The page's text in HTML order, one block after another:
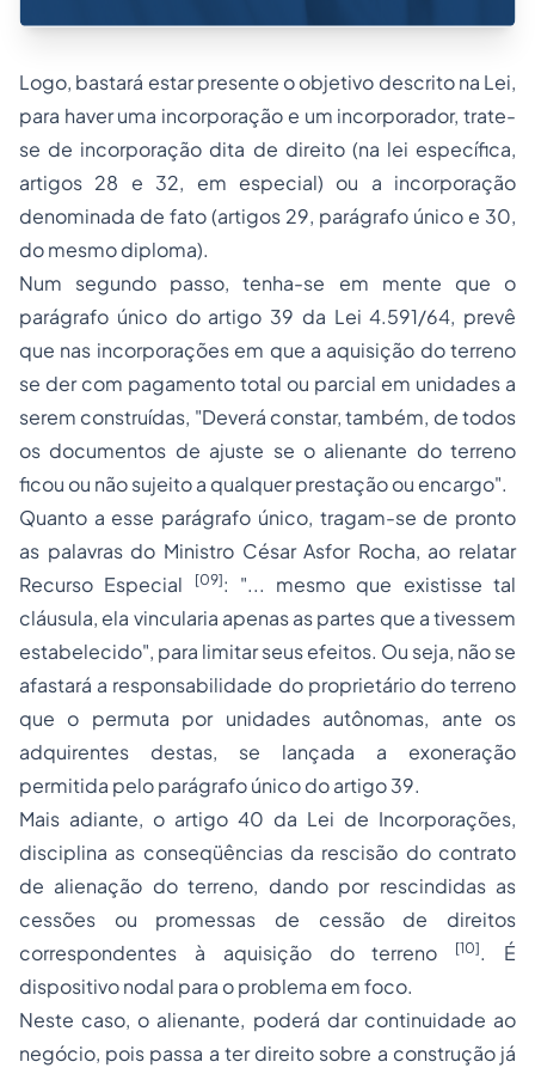
Logo, bastará estar presente o objetivo descrito na Lei,
para haver uma incorporação e um incorporador, trate-
se de incorporação dita de direito (na lei específica,
artigos 28 e 32, em especial) ou a incorporação
denominada de fato (artigos 29, parágrafo único e 30,
do mesmo diploma).
Num segundo passo, tenha-se em mente que o
parágrafo único do artigo 39 da Lei 4.591/64, prevê
que nas incorporações em que a aquisição do terreno
se der com pagamento total ou parcial em unidades a
serem construídas, "Deverá constar, também, de todos
os documentos de ajuste se o alienante do terreno
ficou ou não sujeito a qualquer prestação ou encargo".
Quanto a esse parágrafo único, tragam-se de pronto
as palavras do Ministro César Asfor Rocha, ao relatar
Recurso Especial
[09]: "... mesmo que existisse tal
cláusula, ela vincularia apenas as partes que a tivessem
estabelecido", para limitar seus efeitos. Ou seja, não se
afastará a responsabilidade do proprietário do terreno
que o permuta por unidades autônomas, ante os
adquirentes destas, se lançada a exoneração
permitida pelo parágrafo único do artigo 39.
Mais adiante, o artigo 40 da Lei de Incorporações,
disciplina as conseqüências da rescisão do contrato
de alienação do terreno, dando por rescindidas as
cessões ou promessas de cessão de direitos
correspondentes à aquisição do terreno
[10]. É
dispositivo nodal para o problema em foco.
Neste caso, o alienante, poderá dar continuidade ao
negócio, pois passa a ter direito sobre a construção já